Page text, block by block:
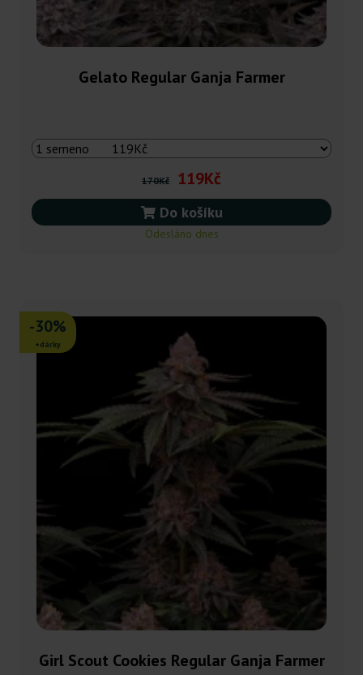
Gelato Regular Ganja Farmer
170Kč 119Kč
Do košíku
Odesláno dnes
-30%
+dárky
Girl Scout Cookies Regular Ganja Farmer